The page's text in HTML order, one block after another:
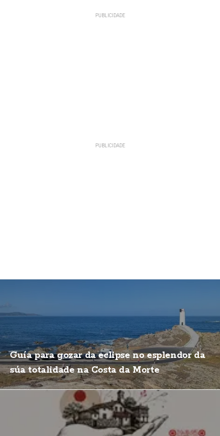
Guía para gozar da eclipse no esplendor da
súa totalidade na Costa da Morte